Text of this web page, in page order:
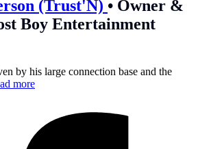
(Trust'N) • Owner &
Boy Entertainment
by his large connection base and the
more